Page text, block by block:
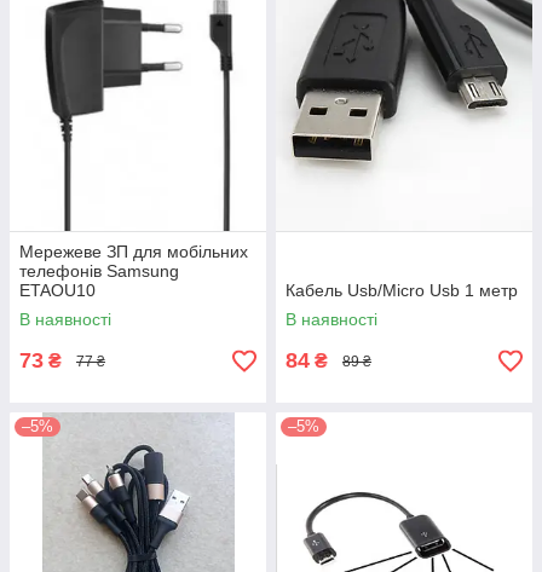
Мережеве ЗП для мобільних
телефонів Samsung
ETAOU10
В наявності
73 ₴ 77 ₴
Кабель Usb/Micro Usb 1 метр
В наявності
84 ₴ 89 ₴
–5% –5%